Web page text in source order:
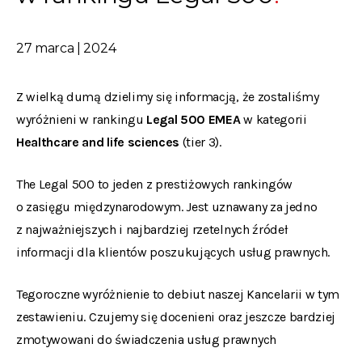
27 marca | 2024
Z wielką dumą dzielimy się informacją, że zostaliśmy
wyróżnieni w rankingu Legal 500 EMEAw kategorii
Healthcare and life sciences (tier 3).
The Legal 500 to jeden z prestiżowych rankingów
o zasięgu międzynarodowym. Jest uznawany za jedno
z najważniejszych i najbardziej rzetelnych źródeł
informacji dla klientów poszukujących usług prawnych.
Tegoroczne wyróżnienie to debiut naszej Kancelarii w tym
zestawieniu. Czujemy się docenieni oraz jeszcze bardziej
zmotywowani do świadczenia usług prawnych